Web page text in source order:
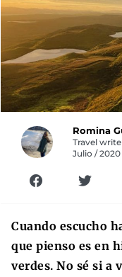
Romina
Travel
Julio / 2020
Cuando escucho
que pienso es en
verdes. No sé si a